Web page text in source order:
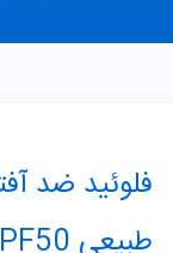
فلوئید ضد